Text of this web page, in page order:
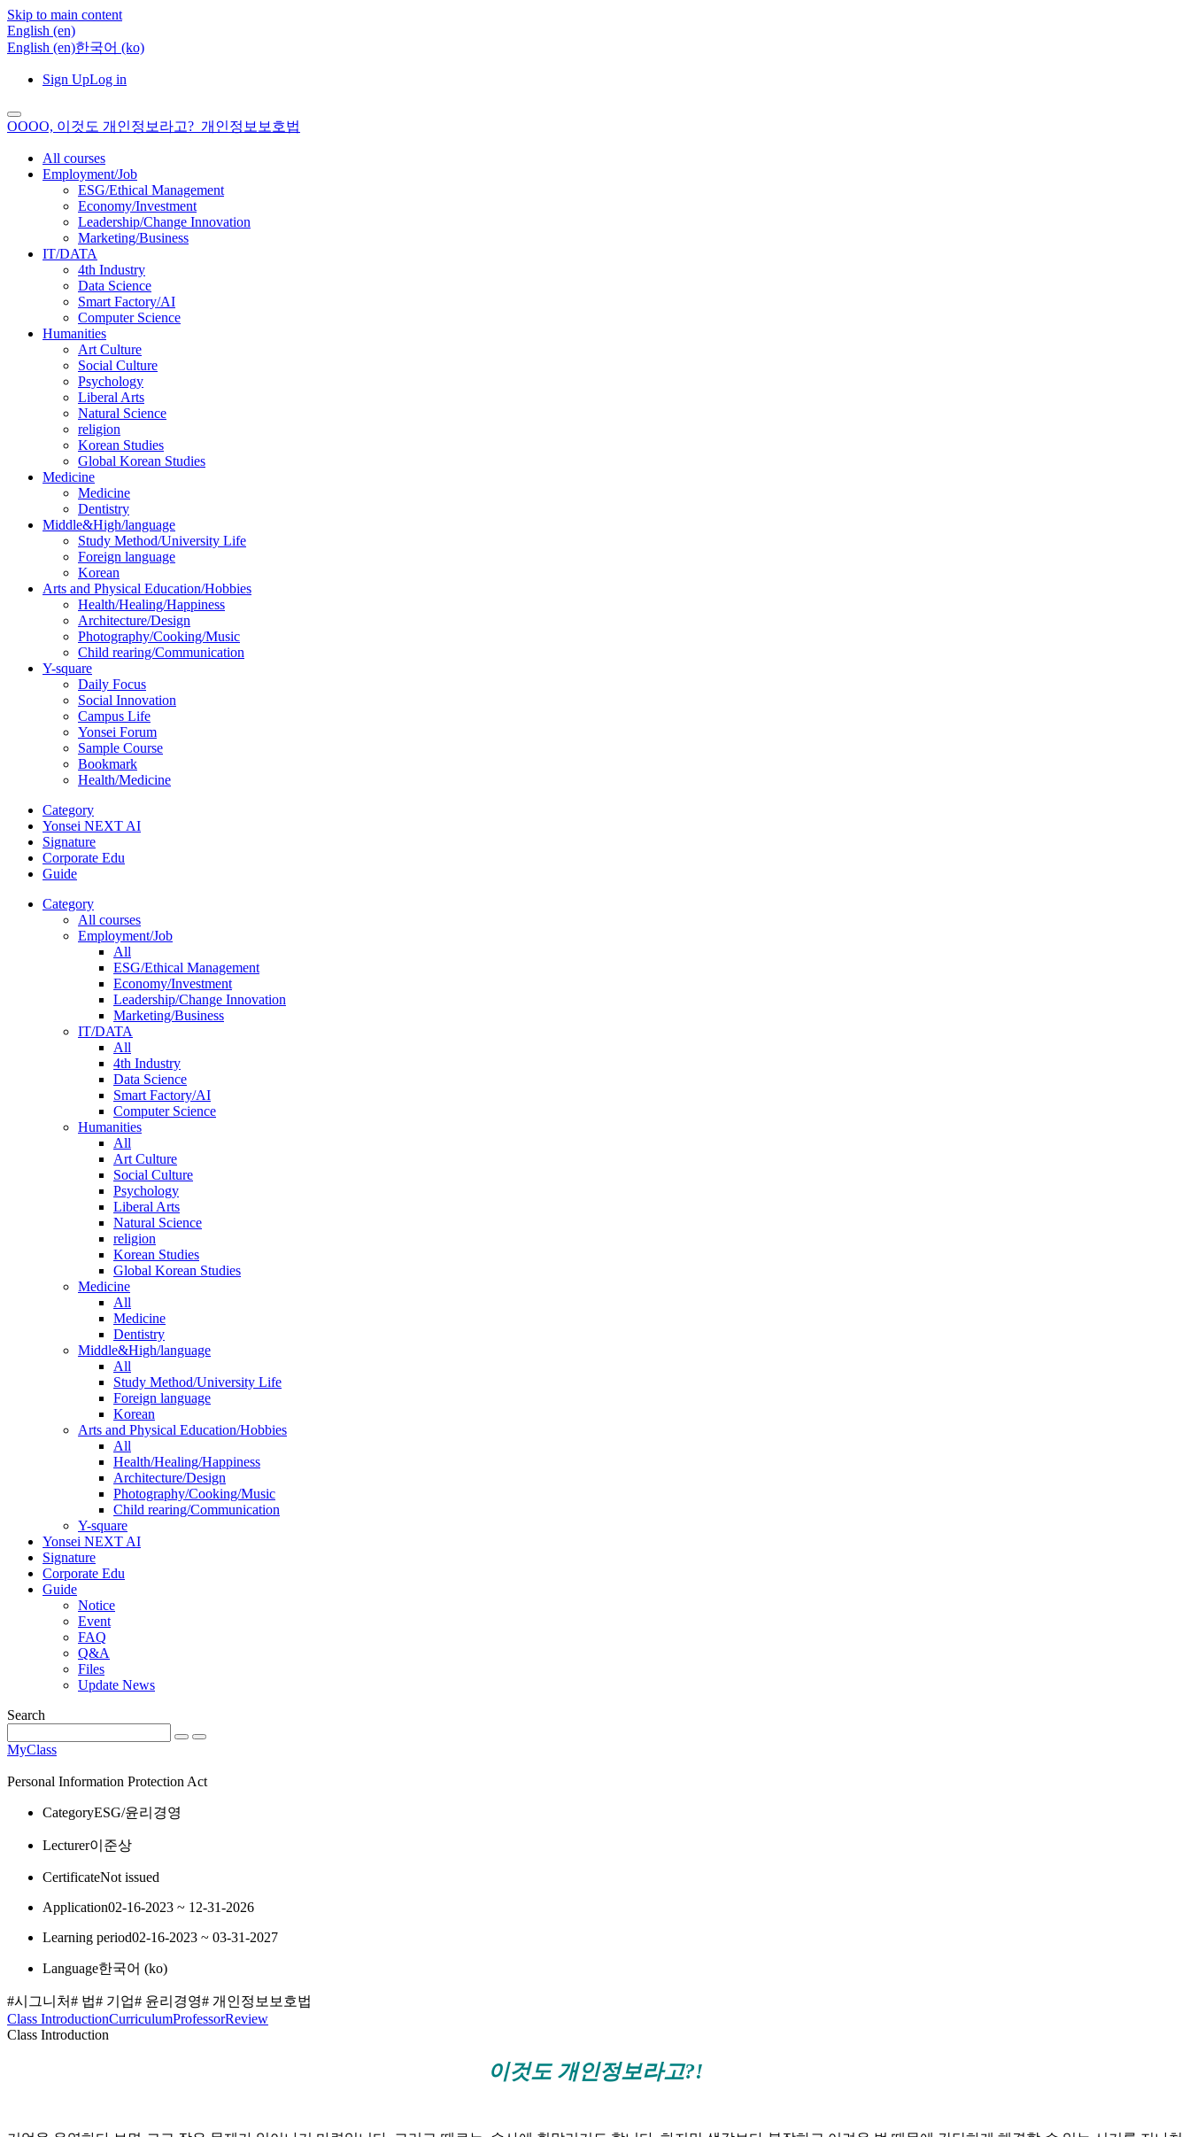
Skip to main content
English ‎(en)‎
English ‎(en)‎한국어 ‎(ko)‎
Sign UpLog in
OOOO, 이것도 개인정보라고?_개인정보보호법
All courses
Employment/Job
ESG/Ethical Management
Economy/Investment
Leadership/Change Innovation
Marketing/Business
IT/DATA
4th Industry
Data Science
Smart Factory/AI
Computer Science
Humanities
Art Culture
Social Culture
Psychology
Liberal Arts
Natural Science
religion
Korean Studies
Global Korean Studies
Medicine
Medicine
Dentistry
Middle&High/language
Study Method/University Life
Foreign language
Korean
Arts and Physical Education/Hobbies
Health/Healing/Happiness
Architecture/Design
Photography/Cooking/Music
Child rearing/Communication
Y-square
Daily Focus
Social Innovation
Campus Life
Yonsei Forum
Sample Course
Bookmark
Health/Medicine
Category
Yonsei NEXT AI
Signature
Corporate Edu
Guide
Category
All courses
Employment/Job
All
ESG/Ethical Management
Economy/Investment
Leadership/Change Innovation
Marketing/Business
IT/DATA
All
4th Industry
Data Science
Smart Factory/AI
Computer Science
Humanities
All
Art Culture
Social Culture
Psychology
Liberal Arts
Natural Science
religion
Korean Studies
Global Korean Studies
Medicine
All
Medicine
Dentistry
Middle&High/language
All
Study Method/University Life
Foreign language
Korean
Arts and Physical Education/Hobbies
All
Health/Healing/Happiness
Architecture/Design
Photography/Cooking/Music
Child rearing/Communication
Y-square
Yonsei NEXT AI
Signature
Corporate Edu
Guide
Notice
Event
FAQ
Q&A
Files
Update News
Search
MyClass
Personal Information Protection Act
CategoryESG/윤리경영
Lecturer이준상
CertificateNot issued
Application02-16-2023 ~ 12-31-2026
Learning period02-16-2023 ~ 03-31-2027
Language한국어 ‎(ko)‎
#시그니처# 법# 기업# 윤리경영# 개인정보보호법
Class IntroductionCurriculumProfessorReview
Class Introduction
이것도 개인정보라고?!